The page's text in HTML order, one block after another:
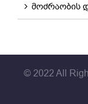
მოძრაობის
© 2022 All